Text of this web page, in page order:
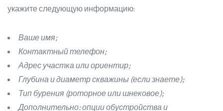
укажите следующую информацию:
Ваше имя;
Контактный телефон;
Адрес участка или ориентир;
Глубина и диаметр скважины (если знаете);
Тип бурения (роторное или шнековое);
Дополнительно: опции обустройства и